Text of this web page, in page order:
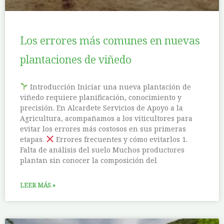
Los errores más comunes en nuevas
plantaciones de viñedo
Introducción Iniciar una nueva plantación de
viñedo requiere planificación, conocimiento y
precisión. En Alcardete Servicios de Apoyo a la
Agricultura, acompañamos a los viticultores para
evitar los errores más costosos en sus primeras
etapas.
Errores frecuentes y cómo evitarlos 1.
Falta de análisis del suelo Muchos productores
plantan sin conocer la composición del
LEER MÁS »